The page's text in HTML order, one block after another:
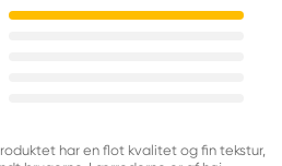
har en flot kvalitet og fin tekstur,